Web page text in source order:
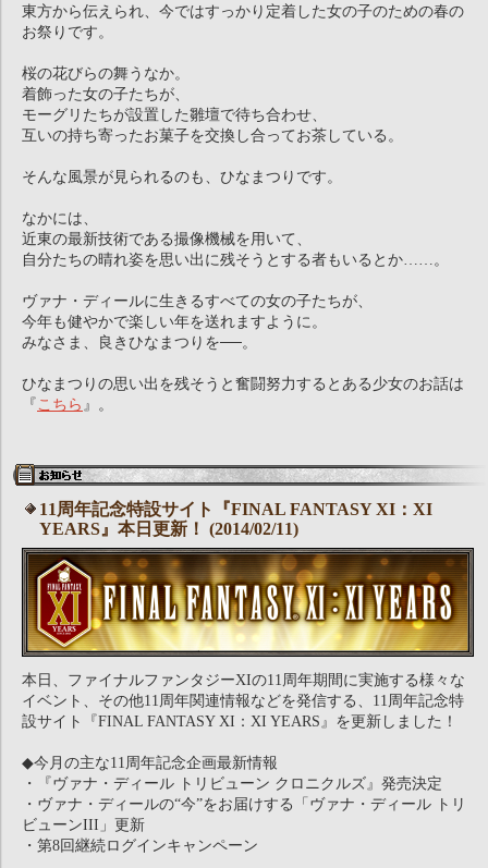
東方から伝えられ、今ではすっかり定着した女の子のための春の
お祭りです。
桜の花びらの舞うなか。
着飾った女の子たちが、
モーグリたちが設置した雛壇で待ち合わせ、
互いの持ち寄ったお菓子を交換し合ってお茶している。
そんな風景が見られるのも、ひなまつりです。
なかには、
近東の最新技術である撮像機械を用いて、
自分たちの晴れ姿を思い出に残そうとする者もいるとか……。
ヴァナ・ディールに生きるすべての女の子たちが、
今年も健やかで楽しい年を送れますように。
みなさま、良きひなまつりを──。
ひなまつりの思い出を残そうと奮闘努力するとある少女のお話は
『 こちら 』。
11周年記念特設サイト『FINAL FANTASY XI：XI
YEARS』本日更新！ (2014/02/11)
本日、ファイナルファンタジーXIの11周年期間に実施する様々な
イベント、その他11周年関連情報などを発信する、11周年記念特
設サイト『FINAL FANTASY XI：XI YEARS』を更新しました！
◆今月の主な11周年記念企画最新情報
・『ヴァナ・ディール トリビューン クロニクルズ』発売決定
・ヴァナ・ディールの“今”をお届けする「ヴァナ・ディール トリ
ビューンIII」更新
・第8回継続ログインキャンペーン